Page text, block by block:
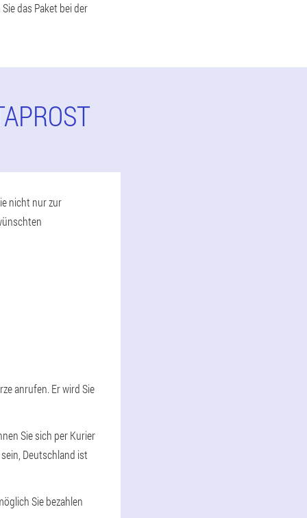
das Paket bei der
nicht nur zur
anrufen. Er wird Sie
Sie sich per Kurier
Deutschland ist
Sie bezahlen